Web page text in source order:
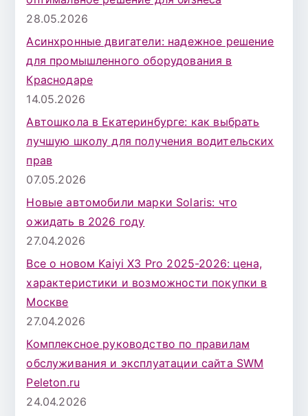
28.05.2026
Асинхронные двигатели: надежное решение
для промышленного оборудования в
Краснодаре
14.05.2026
Автошкола в Екатеринбурге: как выбрать
лучшую школу для получения водительских
прав
07.05.2026
Новые автомобили марки Solaris: что
ожидать в 2026 году
27.04.2026
Все о новом Kaiyi X3 Pro 2025-2026: цена,
характеристики и возможности покупки в
Москве
27.04.2026
Комплексное руководство по правилам
обслуживания и эксплуатации сайта SWM
Peleton.ru
24.04.2026